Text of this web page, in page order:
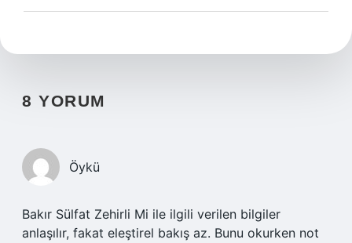
8 YORUM
Öykü
Bakır Sülfat Zehirli Mi ile ilgili verilen bilgiler
anlaşılır, fakat eleştirel bakış az. Bunu okurken not